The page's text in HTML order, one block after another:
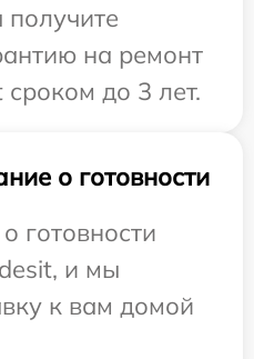
на ремонт
сроком до 3 лет.
о готовности
готовности
и мы
к вам домой